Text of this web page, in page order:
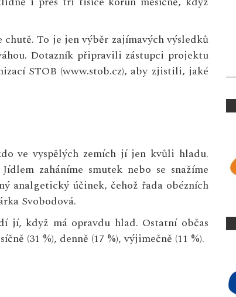
To je jen výběr zajímavých výsledků
Dotazník připravili zástupci projektu
STOB (www.stob.cz), aby zjistili, jaké
ve vyspělých zemích jí jen kvůli hladu.
zaháníme smutek nebo se snažíme
analgetický účinek, čehož řada obézních
Svobodová.
jí, když má opravdu hlad. Ostatní občas
(31 %), denně (17 %), výjimečně (11 %).